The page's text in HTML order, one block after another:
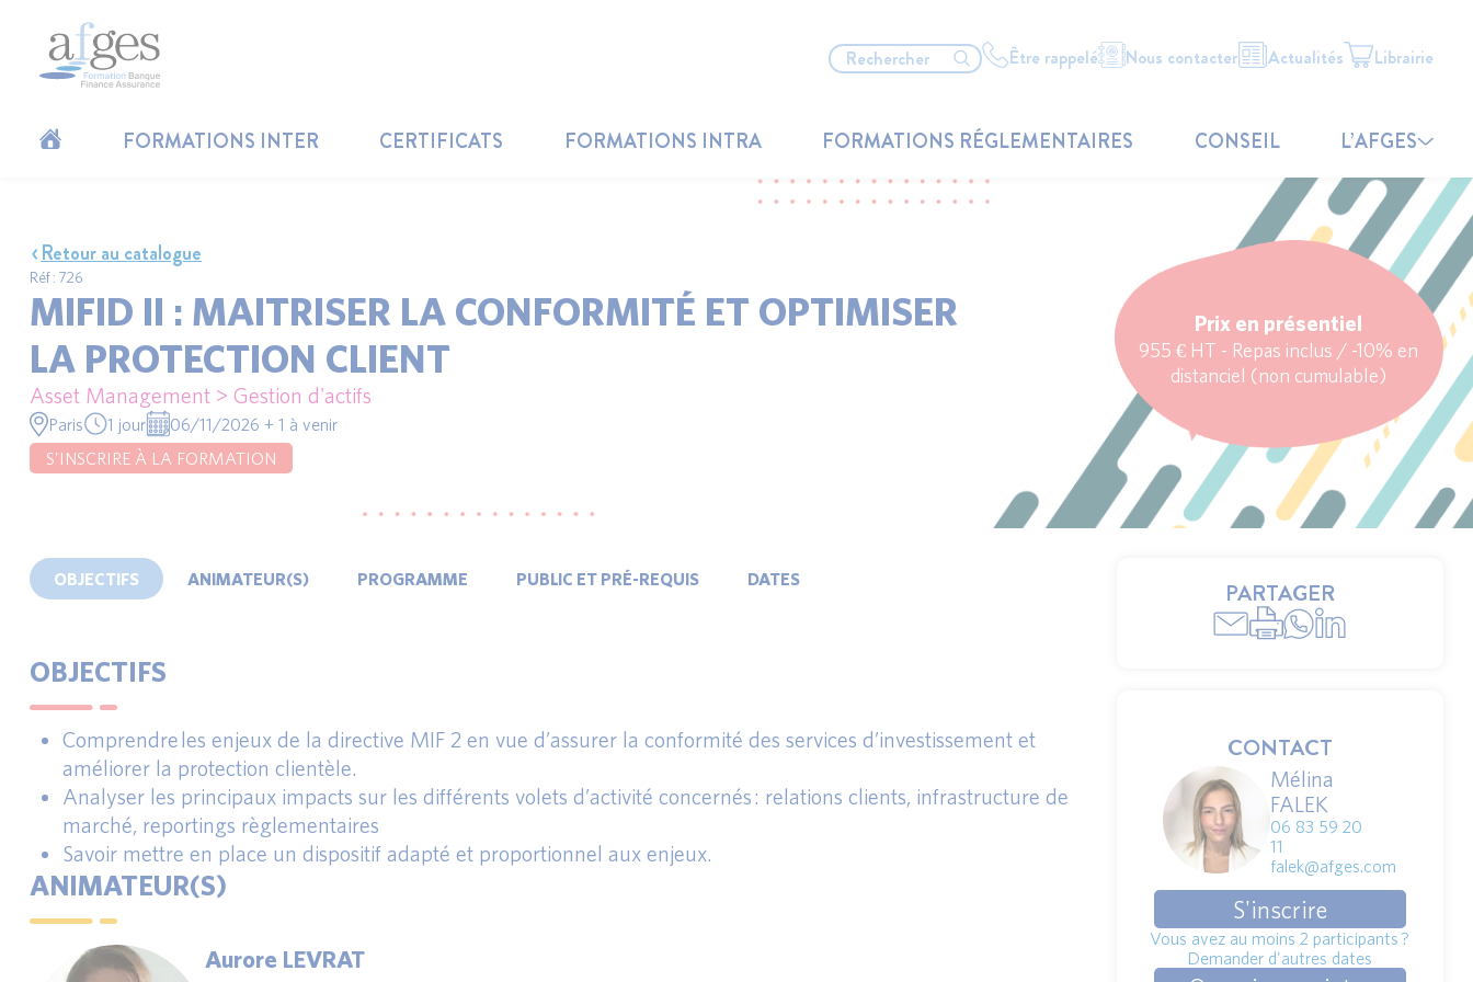
Être rappelé Nous contacter Actualités Librairie
FORMATIONS INTER CERTIFICATS FORMATIONS INTRA FORMATIONS RÉGLEMENTAIRES CONSEIL L’AFGES
Retour au catalogue
Réf : 726
MIFID II : MAITRISER LA CONFORMITÉ ET OPTIMISER
LA PROTECTION CLIENT
Asset Management > Gestion d'actifs
Paris 1 jour
06/11/2026 + 1 à venir
S'INSCRIRE À LA FORMATION
Prix en présentiel
955 € HT - Repas inclus / -10% en
distanciel (non cumulable)
OBJECTIFS ANIMATEUR(S) PROGRAMME PUBLIC ET PRÉ-REQUIS DATES
OBJECTIFS
Comprendre les enjeux de la directive MIF 2 en vue d’assurer la conformité des services d’investissement et
améliorer la protection clientèle.
Analyser les principaux impacts sur les différents volets d’activité concernés : relations clients, infrastructure de
marché, reportings règlementaires
Savoir mettre en place un dispositif adapté et proportionnel aux enjeux.
ANIMATEUR(S)
Aurore LEVRAT
PARTAGER
CONTACT
Mélina
FALEK
06 83 59 20
11
falek@afges.com
S'inscrire
Vous avez au moins 2 participants ?
Demander d'autres dates